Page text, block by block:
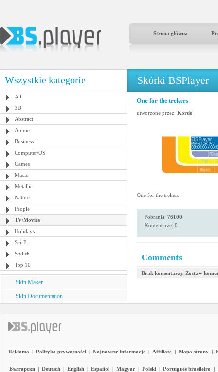
Strona główna
Wszystkie kategorie
All
3D
Abstract
Anime
Business
Computer/OS
Games
Music
Metallic
Nature
People
TV/Movies
Holidays
Sci-Fi
Stylish
Top 10
Skin Maker
Skin Documentation
Skórki BSPlayer
One for the trekers
utworzone przez: Kordo
One for the trekers
Pobrania: 76100
Komentarze: 0
Comments
Brak komentarzy. Zostaw
Reklama | Polityka prywatności | Najnowsze informacje | Affiliate | Mapa strony |
Български | Deutsch | English | Español | Magyar | Polski | Português brasileiro |